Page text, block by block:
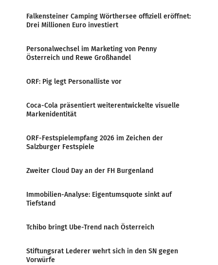
Falkensteiner Camping Wörthersee offiziell eröffnet:
Drei Millionen Euro investiert
Personalwechsel im Marketing von Penny
Österreich und Rewe Großhandel
ORF: Pig legt Personalliste vor
Coca-Cola präsentiert weiterentwickelte visuelle
Markenidentität
ORF-Festspielempfang 2026 im Zeichen der
Salzburger Festspiele
Zweiter Cloud Day an der FH Burgenland
Immobilien-Analyse: Eigentumsquote sinkt auf
Tiefstand
Tchibo bringt Ube-Trend nach Österreich
Stiftungsrat Lederer wehrt sich in den SN gegen
Vorwürfe